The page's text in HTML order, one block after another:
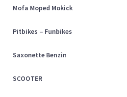
Mofa Moped Mokick
Pitbikes – Funbikes
Saxonette Benzin
SCOOTER